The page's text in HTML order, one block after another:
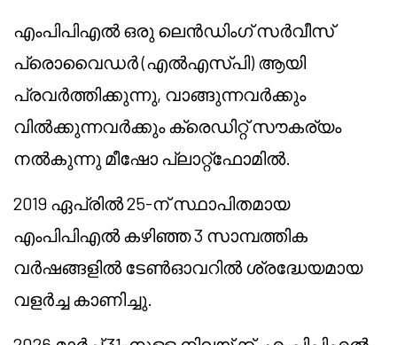
എംപിപിഎൽ ഒരു ലെൻഡിംഗ് സർവീസ്
പ്രൊവൈഡർ (എൽഎസ്‌പി) ആയി
പ്രവർത്തിക്കുന്നു, വാങ്ങുന്നവർക്കും
വിൽക്കുന്നവർക്കും ക്രെഡിറ്റ് സൗകര്യം
നൽകുന്നു മീഷോപ്ലാറ്റ്ഫോമിൽ.
2019 ഏപ്രിൽ 25-ന് സ്ഥാപിതമായ
എംപിപിഎൽ കഴിഞ്ഞ 3 സാമ്പത്തിക
വർഷങ്ങളിൽ ടേൺഓവറിൽ ശ്രദ്ധേയമായ
വളർച്ച കാണിച്ചു.